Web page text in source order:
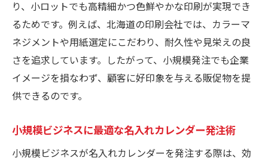
り、小ロットでも高精細かつ色鮮やかな印刷が実現でき
るためです。例えば、北海道の印刷会社では、カラーマ
ネジメントや用紙選定にこだわり、耐久性や見栄えの良
さを追求しています。したがって、小規模発注でも企業
イメージを損なわず、顧客に好印象を与える販促物を提
供できるのです。
小規模ビジネスに最適な名入れカレンダー発注術
小規模ビジネスが名入れカレンダーを発注する際は、効